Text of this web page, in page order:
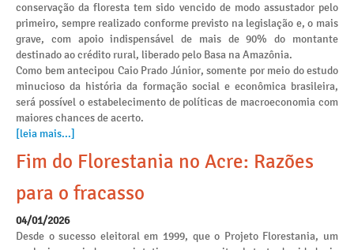
conservação da floresta tem sido vencido de modo assustador pelo
primeiro, sempre realizado conforme previsto na legislação e, o mais
grave, com apoio indispensável de mais de 90% do montante
destinado ao crédito rural, liberado pelo Basa na Amazônia.
Como bem antecipou Caio Prado Júnior, somente por meio do estudo
minucioso da história da formação social e econômica brasileira,
será possível o estabelecimento de políticas de macroeconomia com
maiores chances de acerto.
[leia mais...]
Fim do Florestania no Acre: Razões
para o fracasso
04/01/2026
Desde o sucesso eleitoral em 1999, que o Projeto Florestania, um